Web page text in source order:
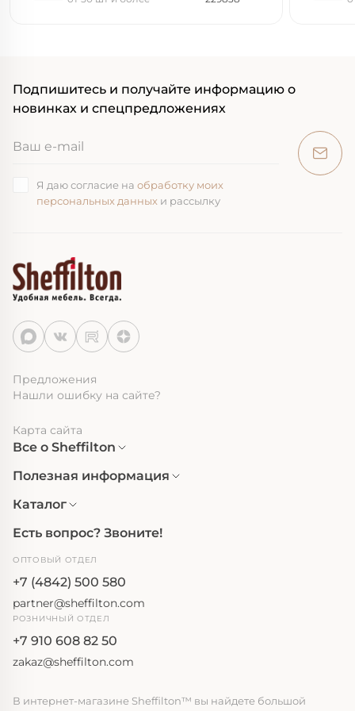
Подпишитесь и получайте информацию о
новинках и спецпредложениях
Я даю согласие на обработку моих
персональных данных и рассылку
Предложения
Нашли ошибку на сайте?
Карта сайта
Все о Sheffilton
Полезная информация
Каталог
Есть вопрос? Звоните!
ОПТОВЫЙ ОТДЕЛ
+7 (4842) 500 580
partner@sheffilton.com
РОЗНИЧНЫЙ ОТДЕЛ
+7 910 608 82 50
zakaz@sheffilton.com
В интернет-магазине Sheffilton™ вы найдете большой